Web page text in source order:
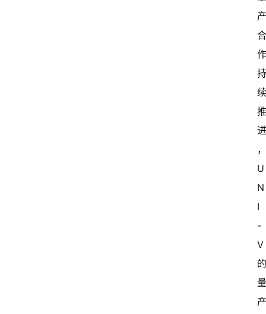
U
N
I
-
V